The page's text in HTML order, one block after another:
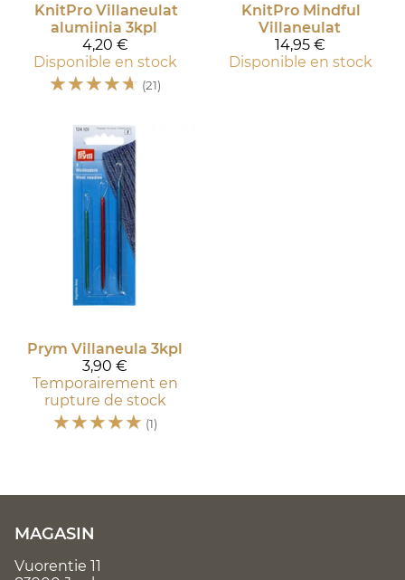
KnitPro Villaneulat
alumiinia 3kpl
4,20 €
Disponible en stock
☆☆☆☆☆ (21)
KnitPro Mindful
Villaneulat
14,95 €
Disponible en stock
Prym Villaneula 3kpl
3,90 €
Temporairement en
rupture de stock
☆☆☆☆☆ (1)
MAGASIN
Vuorentie 11